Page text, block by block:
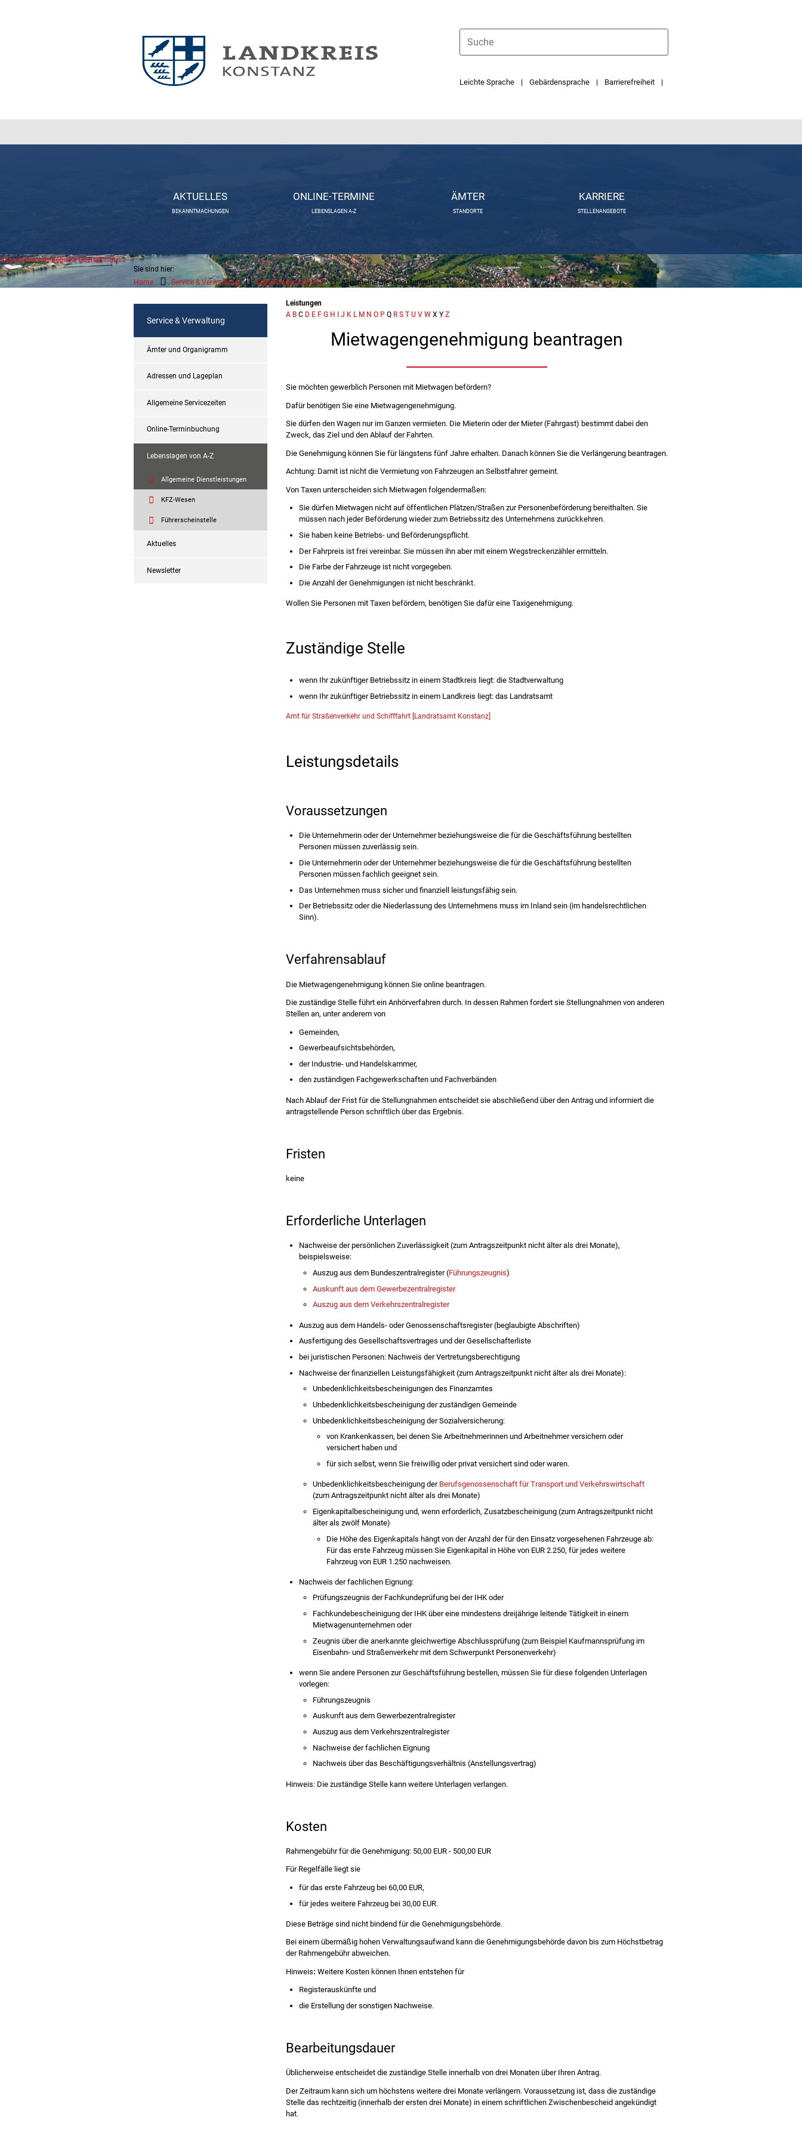
Leichte Sprache Gebärdensprache Barrierefreiheit
AKTUELLES
BEKANNTMACHUNGEN
ONLINE-TERMINE
LEBENSLAGEN A-Z
ÄMTER
STANDORTE
KARRIERE
STELLENANGEBOTE
Sie sind hier:
Home
Service & Verwaltung Lebenslagen von A-Z Allgemeine Dienstleistungen
Service & Verwaltung
Ämter und Organigramm
Adressen und Lageplan
Allgemeine Servicezeiten
Online-Terminbuchung
Lebenslagen von A-Z
Allgemeine Dienstleistungen
KFZ-Wesen
Führerscheinstelle
Aktuelles
Newsletter
Leistungen
Alphabetisches Register überspringen
A B C D E F G H I J K L M N O P Q R S T U V W X Y Z
Mietwagengenehmigung beantragen
Sie möchten gewerblich Personen mit Mietwagen befördern?
Dafür benötigen Sie eine Mietwagengenehmigung.
Sie dürfen den Wagen nur im Ganzen vermieten. Die Mieterin oder der Mieter (Fahrgast) bestimmt dabei den
Zweck, das Ziel und den Ablauf der Fahrten.
Die Genehmigung können Sie für längstens fünf Jahre erhalten. Danach können Sie die Verlängerung beantragen.
Achtung: Damit ist nicht die Vermietung von Fahrzeugen an Selbstfahrer gemeint.
Von Taxen unterscheiden sich Mietwagen folgendermaßen:
Sie dürfen Mietwagen nicht auf öffentlichen Plätzen/Straßen zur Personenbeförderung bereithalten. Sie
müssen nach jeder Beförderung wieder zum Betriebssitz des Unternehmens zurückkehren.
Sie haben keine Betriebs- und Beförderungspflicht.
Der Fahrpreis ist frei vereinbar. Sie müssen ihn aber mit einemWegstreckenzähler ermitteln.
Die Farbe der Fahrzeuge ist nicht vorgegeben.
Die Anzahl der Genehmigungen ist nicht beschränkt.
Wollen Sie Personen mit Taxen befördern, benötigen Sie dafür eine Taxigenehmigung.
Zuständige Stelle
wenn Ihr zukünftiger Betriebssitz in einem Stadtkreis liegt: die Stadtverwaltung
wenn Ihr zukünftiger Betriebssitz in einem Landkreis liegt: das Landratsamt
Amt für Straßenverkehr und Schifffahrt [Landratsamt Konstanz]
Leistungsdetails
Voraussetzungen
Die Unternehmerin oder der Unternehmer beziehungsweise die für die Geschäftsführung bestellten
Personen müssen zuverlässig sein.
Die Unternehmerin oder der Unternehmer beziehungsweise die für die Geschäftsführung bestellten
Personen müssen fachlich geeignet sein.
Das Unternehmen muss sicher und finanziell leistungsfähig sein.
Der Betriebssitz oder die Niederlassung des Unternehmens muss im Inland sein (im handelsrechtlichen
Sinn).
Verfahrensablauf
Die Mietwagengenehmigung können Sie online beantragen.
Die zuständige Stelle führt ein Anhörverfahren durch. In dessen Rahmen fordert sie Stellungnahmen von anderen
Stellen an, unter anderem von
Gemeinden,
Gewerbeaufsichtsbehörden,
der Industrie- und Handelskammer,
den zuständigen Fachgewerkschaften und Fachverbänden
Nach Ablauf der Frist für die Stellungnahmen entscheidet sie abschließend über den Antrag und informiert die
antragstellende Person schriftlich über das Ergebnis.
Fristen
keine
Erforderliche Unterlagen
Nachweise der persönlichen Zuverlässigkeit (zum Antragszeitpunkt nicht älter als drei Monate),
beispielsweise:
Auszug aus dem Bundeszentralregister (Führungszeugnis)
Auskunft aus dem Gewerbezentralregister
Auszug aus dem Verkehrszentralregister
Auszug aus dem Handels- oder Genossenschaftsregister (beglaubigte Abschriften)
Ausfertigung des Gesellschaftsvertrages und der Gesellschafterliste
bei juristischen Personen: Nachweis der Vertretungsberechtigung
Nachweise der finanziellen Leistungsfähigkeit (zum Antragszeitpunkt nicht älter als drei Monate):
Unbedenklichkeitsbescheinigungen des Finanzamtes
Unbedenklichkeitsbescheinigung der zuständigen Gemeinde
Unbedenklichkeitsbescheinigung der Sozialversicherung:
von Krankenkassen, bei denen Sie Arbeitnehmerinnen und Arbeitnehmer versichern oder
versichert haben und
für sich selbst, wenn Sie freiwillig oder privat versichert sind oder waren.
Unbedenklichkeitsbescheinigung der Berufsgenossenschaft für Transport und Verkehrswirtschaft
(zum Antragszeitpunkt nicht älter als drei Monate)
Eigenkapitalbescheinigung und, wenn erforderlich, Zusatzbescheinigung (zum Antragszeitpunkt nicht
älter als zwölf Monate)
Die Höhe des Eigenkapitals hängt von der Anzahl der für den Einsatz vorgesehenen Fahrzeuge ab:
Für das erste Fahrzeug müssen Sie Eigenkapital in Höhe von EUR 2.250, für jedes weitere
Fahrzeug von EUR 1.250 nachweisen.
Nachweis der fachlichen Eignung:
Prüfungszeugnis der Fachkundeprüfung bei der IHK oder
Fachkundebescheinigung der IHK über eine mindestens dreijährige leitende Tätigkeit in einem
Mietwagenunternehmen oder
Zeugnis über die anerkannte gleichwertige Abschlussprüfung (zum Beispiel Kaufmannsprüfung im
Eisenbahn- und Straßenverkehr mit dem Schwerpunkt Personenverkehr)
wenn Sie andere Personen zur Geschäftsführung bestellen, müssen Sie für diese folgenden Unterlagen
vorlegen:
Führungszeugnis
Auskunft aus dem Gewerbezentralregister
Auszug aus dem Verkehrszentralregister
Nachweise der fachlichen Eignung
Nachweis über das Beschäftigungsverhältnis (Anstellungsvertrag)
Hinweis: Die zuständige Stelle kann weitere Unterlagen verlangen.
Kosten
Rahmengebühr für die Genehmigung: 50,00 EUR - 500,00 EUR
Für Regelfälle liegt sie
für das erste Fahrzeug bei 60,00 EUR,
für jedes weitere Fahrzeug bei 30,00 EUR.
Diese Beträge sind nicht bindend für die Genehmigungsbehörde.
Bei einem übermäßig hohen Verwaltungsaufwand kann die Genehmigungsbehörde davon bis zum Höchstbetrag
der Rahmengebühr abweichen.
Hinweis: Weitere Kosten können Ihnen entstehen für
Registerauskünfte und
die Erstellung der sonstigen Nachweise.
Bearbeitungsdauer
Üblicherweise entscheidet die zuständige Stelle innerhalb von drei Monaten über Ihren Antrag.
Der Zeitraum kann sich um höchstens weitere drei Monate verlängern. Voraussetzung ist, dass die zuständige
Stelle das rechtzeitig (innerhalb der ersten drei Monate) in einem schriftlichen Zwischenbescheid angekündigt
hat.